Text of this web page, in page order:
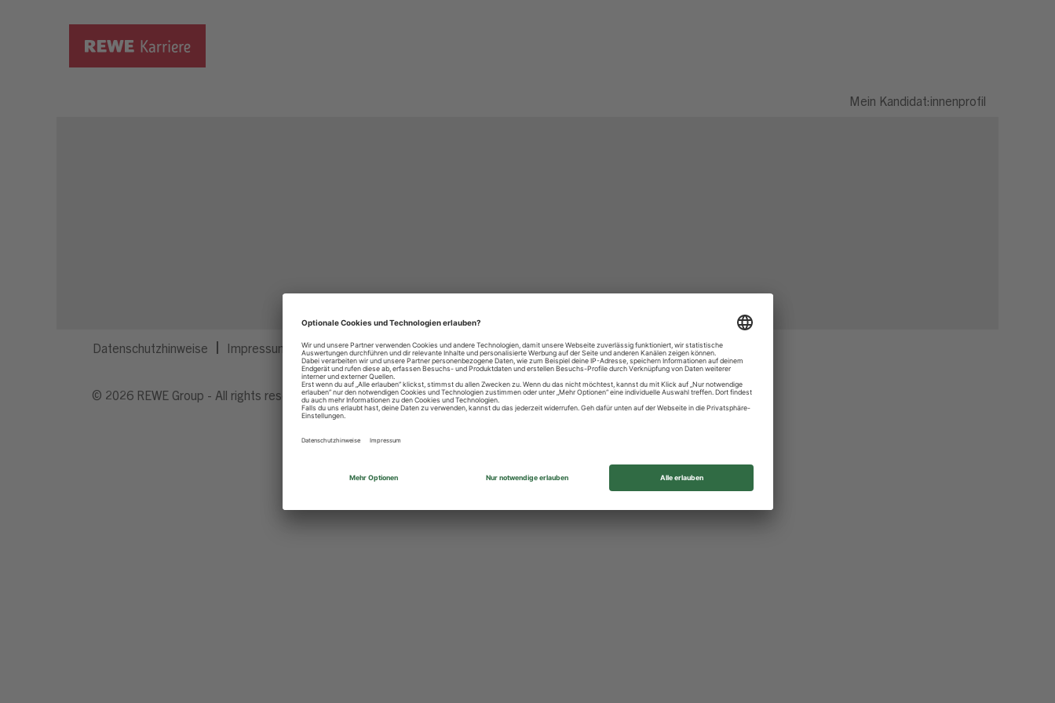
Mein Kandidat:innenprofil
Datenschutzhinweise Impressum Privatsphäre-Einstellungen
© 2026 REWE Group - All rights reserved